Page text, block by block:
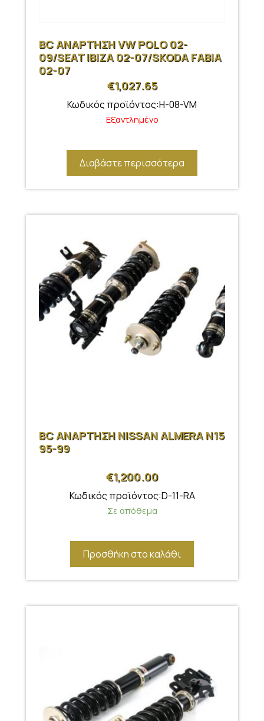
BC ΑΝΑΡΤΗΣΗ VW POLO 02-
09/SEAT IBIZA 02-07/SKODA FABIA
02-07
€1,027.65
Κωδικός προϊόντος:H-08-VM
Εξαντλημένο
Διαβάστε περισσότερα
BC ΑΝΑΡΤΗΣΗ NISSAN ALMERA N15
95-99
€1,200.00
Κωδικός προϊόντος:D-11-RA
Σε απόθεμα
Προσθήκη στο καλάθι